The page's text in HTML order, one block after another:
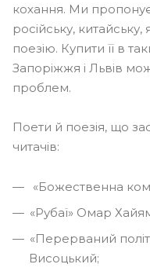
кохання. Ми
російську, китайську,
поезію. Купити її в
Запоріжжя і Львів
проблем.
Поети й поезія, що
читачів:
«Божественна
«Рубаї» Омар
«Перерваний
Висоцький;